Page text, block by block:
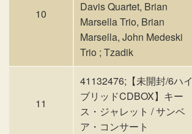
10
Davis Quartet, Brian
Marsella Trio, Brian
Marsella, John Medeski
Trio ; Tzadik
11
41132476;【未開封/6ハイ
ブリッドCDBOX】キー
ス・ジャレット / サンベ
ア・コンサート